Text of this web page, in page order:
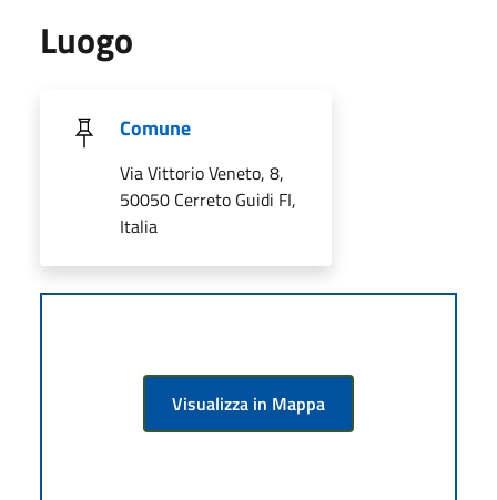
Luogo
Comune
Via Vittorio Veneto, 8,
50050 Cerreto Guidi FI,
Italia
Visualizza in Mappa